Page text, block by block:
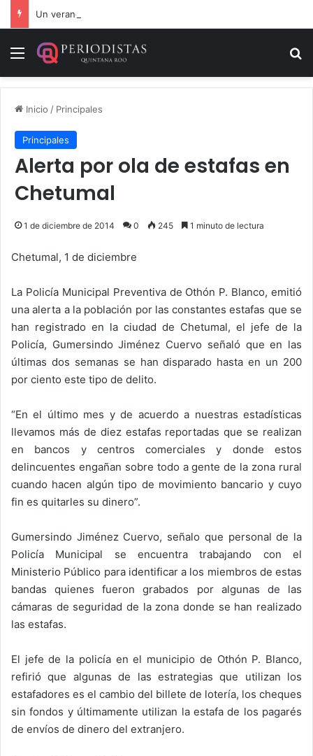
Menú
Inicio / Principales
Principales
Alerta por ola de estafas en
Chetumal
1 de diciembre de 2014 0 245 1 minuto de lectura
Chetumal, 1 de diciembre
La Policía Municipal Preventiva de Othón P. Blanco, emitió
una alerta a la población por las constantes estafas que se
han registrado en la ciudad de Chetumal, el jefe de la
Policía, Gumersindo Jiménez Cuervo señaló que en las
últimas dos semanas se han disparado hasta en un 200
por ciento este tipo de delito.
“En el último mes y de acuerdo a nuestras estadísticas
llevamos más de diez estafas reportadas que se realizan
en bancos y centros comerciales y donde estos
delincuentes engañan sobre todo a gente de la zona rural
cuando hacen algún tipo de movimiento bancario y cuyo
fin es quitarles su dinero”.
Gumersindo Jiménez Cuervo, señalo que personal de la
Policía Municipal se encuentra trabajando con el
Ministerio Público para identificar a los miembros de estas
bandas quienes fueron grabados por algunas de las
cámaras de seguridad de la zona donde se han realizado
las estafas.
El jefe de la policía en el municipio de Othón P. Blanco,
refirió que algunas de las estrategias que utilizan los
estafadores es el cambio del billete de lotería, los cheques
sin fondos y últimamente utilizan la estafa de los pagarés
de envíos de dinero del extranjero.